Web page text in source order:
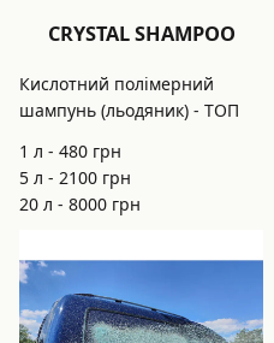
CRYSTAL SHAMPOO
Кислотний полімерний
шампунь (льодяник) - ТОП
1 л - 480 грн
5 л - 2100 грн
20 л - 8000 грн